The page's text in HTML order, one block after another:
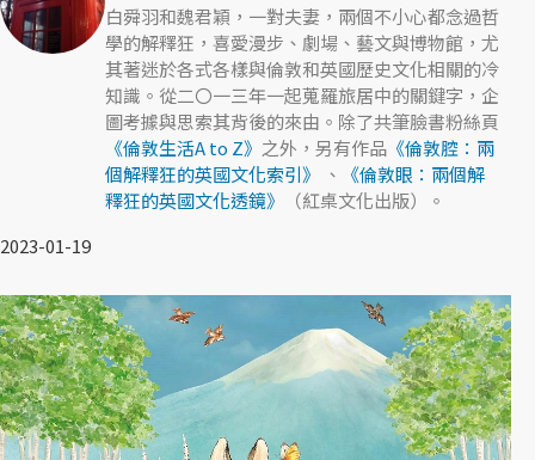
白舜羽和魏君穎，一對夫妻，兩個不小心都念過哲
學的解釋狂，喜愛漫步、劇場、藝文與博物館，尤
其著迷於各式各樣與倫敦和英國歷史文化相關的冷
知識。從二〇一三年一起蒐羅旅居中的關鍵字，企
圖考據與思索其背後的來由。除了共筆臉書粉絲頁
《倫敦生活A to Z》 之外，另有作品 《倫敦腔：兩
個解釋狂的英國文化索引》
、
《倫敦眼：兩個解
釋狂的英國文化透鏡》
（紅桌文化出版）。
2023-01-19